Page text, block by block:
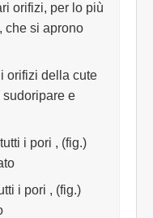
orifizi, per lo più
che si aprono
orifizi della cute
e
i pori , (fig.)
i pori , (fig.)